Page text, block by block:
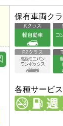
保有車両ク
各種サービス